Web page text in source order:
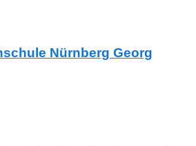
Nürnberg Georg